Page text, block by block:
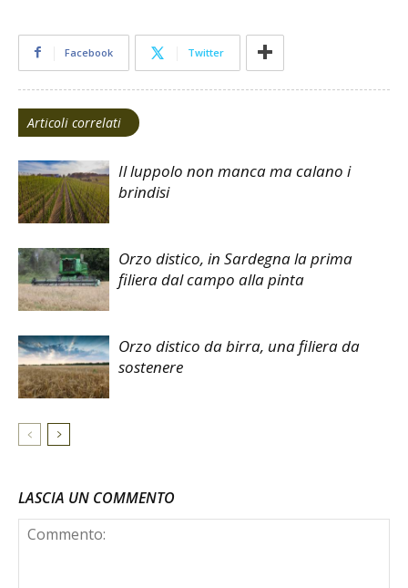
Facebook Twitter
Articoli correlati
Il luppolo non manca ma calano i
brindisi
Orzo distico, in Sardegna la prima
filiera dal campo alla pinta
Orzo distico da birra, una filiera da
sostenere
LASCIA UN COMMENTO